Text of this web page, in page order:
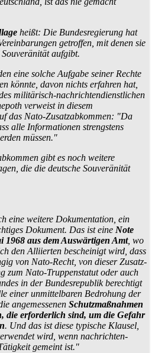
heißt: Die Bundesregierung hat
getroffen, mit denen sie
aufgibt.
eine solche Aufgabe seiner Rechte
könnte, davon nichts erfahren hat,
militärisch-nachrichten­dienstlichen
verweist in diesem
das Nato-Zusatzabkommen: "Da
alle Informationen strengstens
müssen."
gibt es noch weitere
die die deutsche Souveränität
eine weitere Dokumentation, ein
Dokument. Das ist eine Note
1968 aus dem Auswärtigen Amt, wo
den Alliierten bescheinigt wird, dass
von Nato-Recht, von dieser Zusatz­
zum Nato-Truppen­statut oder auch
in der Bundesrepublik berechtigt
einer unmittelbaren Bedrohung der
angemessenen Schutz­maßnahmen
die erforderlich sind, um die Gefahr
. Und das ist diese typische Klausel,
wird, wenn nachrichten­
gemeint ist."